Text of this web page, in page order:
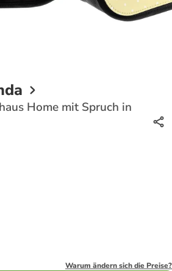
Home mit Spruch in
Warum ändern sich die Preise?